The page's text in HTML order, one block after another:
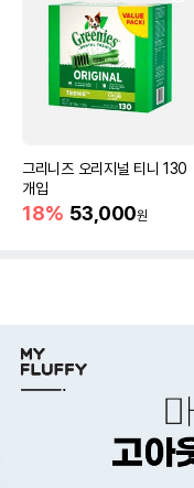
그리니즈 오리지널 티니 130
개입
18% 53,000원